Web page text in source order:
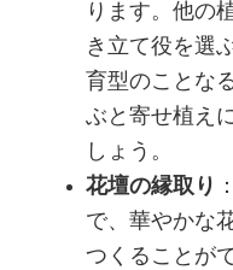
ります。他の
き立て役を選
育型のことな
ぶと寄せ植え
しょう。
花壇の縁取り
で、華やかな
つくることが